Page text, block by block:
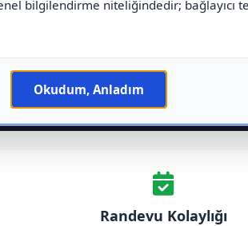
bilgilendirme niteliğindedir; bağlayıcı
Okudum, Anladım
Randevu Kolaylığı